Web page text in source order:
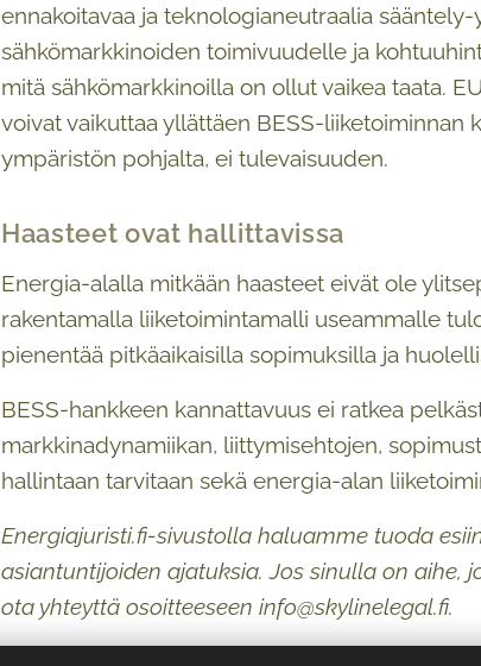
ennakoitavaa ja teknologianeutraalia
sähkömarkkinoiden toimivuudelle ja
mitä sähkömarkkinoilla on ollut vaikea taata.
voivat vaikuttaa yllättäen BESS-
ympäristön pohjalta, ei tulevaisuuden.
Haasteet ovat hallittavissa
Energia-alalla mitkään haasteet eivät ole
rakentamalla liiketoimintamalli useammalle
pienentää pitkäaikaisilla sopimuksilla ja
BESS-hankkeen kannattavuus ei ratkea
markkinadynamiikan, liittymisehtojen,
hallintaan tarvitaan sekä energia-alan
Energiajuristi.fi-sivustolla haluamme tuoda
asiantuntijoiden ajatuksia. Jos sinulla on
ota yhteyttä osoitteeseen info@skylinelegal.fi.